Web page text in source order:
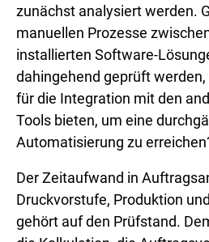
zunächst analysiert werden.
manuellen Prozesse
installierten Software-
dahingehend geprüft
für die Integration mit den
Tools bieten, um eine
Automatisierung zu
Der Zeitaufwand in
Druckvorstufe, Produktion
gehört auf den Prüfstand.